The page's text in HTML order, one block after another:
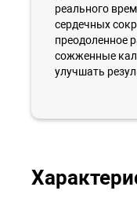
реального
сердечных
преодоленное
сожженные
улучшать